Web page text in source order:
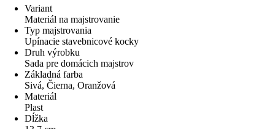
Variant
Materiál na majstrovanie
Typ majstrovania
Upínacie stavebnicové kocky
Druh výrobku
Sada pre domácich majstrov
Základná farba
Sivá, Čierna, Oranžová
Materiál
Plast
Dĺžka